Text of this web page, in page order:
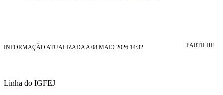
INFORMAÇÃO ATUALIZADA A 08 MAIO 2026 14:32 PARTILHE
Linha do IGFEJ